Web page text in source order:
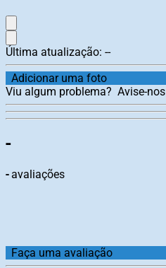
Última atualização: --
Adicionar uma foto
Viu algum problema? Avise-nos
-
-avaliações
Faça uma avaliação